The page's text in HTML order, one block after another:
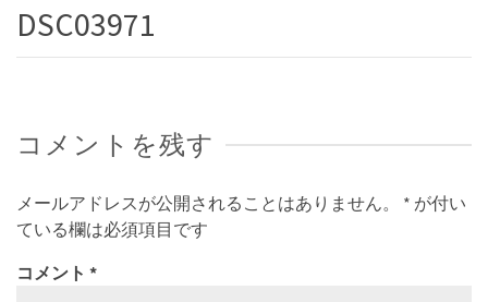
DSC03971
コメントを残す
メールアドレスが公開されることはありません。 * が付い
ている欄は必須項目です
コメント *